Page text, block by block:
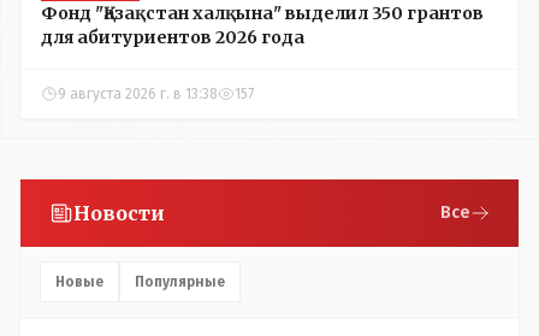
Фонд "Қазақстан халқына" выделил 350 грантов
для абитуриентов 2026 года
9 августа 2026 г. в 13:38 157
Новости Все
Новые Популярные